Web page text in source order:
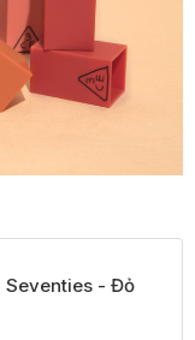
Seventies - Đỏ